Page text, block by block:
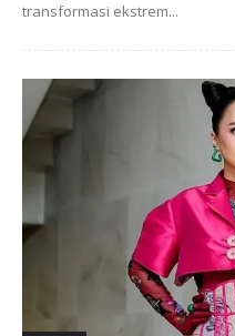
transformasi ekstrem...